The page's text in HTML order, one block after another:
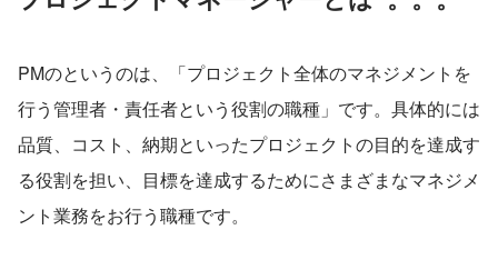
PMのというのは、「プロジェクト全体のマネジメントを
行う管理者・責任者という役割の職種」です。具体的には
品質、コスト、納期といったプロジェクトの目的を達成す
る役割を担い、目標を達成するためにさまざまなマネジメ
ント業務をお行う職種です。